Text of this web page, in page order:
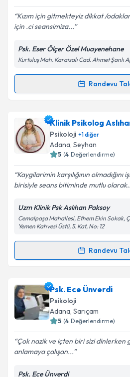
E-posta Adresiniz
Kişisel verilerimin
Metni'ni okudum ve
kapsamda işlenmesini
Kızım için gitmekteyiz dikkat /
için .ci seansimiza...
Psk. Eser Ölçer Özel Muayenehane
Kurtuluş Mah. Karaisalı Cad. Ahmet Şanlı
Randevu
Randevu Takvimi Talebi
Psk. Eser Ölçeriçin randevu
Size bu uzmandan randevu
hazırlandığında e-posta ile
Kişisel verilerimin
Metni'ni okudum ve
kapsamda işlenmesini
Takvim
Klinik Psikolog
Psikoloji +1diğer
Adana, Seyhan
5 (4 Değerlendirme)
Kaygilarimin karşılığının olmadığını
birisiyle seans bitiminde mutlu
Uzm Klinik Psk Aslıhan Paksoy
Cemalpaşa Mahallesi, Ethem Ekin Sokak,
Yemen Kahvesi Üstü, 5. Kat, No: 12
Randevu
Randevu Takvimi Talebi
Klinik Psikolog Aslıhan
talebi oluşturun. Size bu
için bir takvim hazırlandığında
bilgilendireceğiz.
E-posta Adresiniz
Psk. Ece Ünverdi
Psikoloji
Adana, Sarıçam
5 (4 Değerlendirme)
Çok nazik ve içten biri sizi dinlerken
anlamaya çalışan...
Psk. Ece Ünverdi